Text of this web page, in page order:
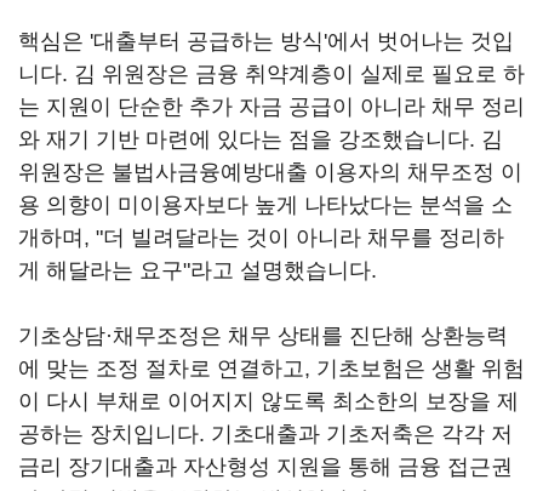
핵심은 '대출부터 공급하는 방식'에서 벗어나는 것입
니다. 김 위원장은 금융 취약계층이 실제로 필요로 하
는 지원이 단순한 추가 자금 공급이 아니라 채무 정리
와 재기 기반 마련에 있다는 점을 강조했습니다. 김
위원장은 불법사금융예방대출 이용자의 채무조정 이
용 의향이 미이용자보다 높게 나타났다는 분석을 소
개하며, "더 빌려달라는 것이 아니라 채무를 정리하
게 해달라는 요구"라고 설명했습니다.
기초상담·채무조정은 채무 상태를 진단해 상환능력
에 맞는 조정 절차로 연결하고, 기초보험은 생활 위험
이 다시 부채로 이어지지 않도록 최소한의 보장을 제
공하는 장치입니다. 기초대출과 기초저축은 각각 저
금리 장기대출과 자산형성 지원을 통해 금융 접근권